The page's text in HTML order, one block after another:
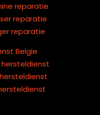
reparatie
reparatie
reparatie
Belgie